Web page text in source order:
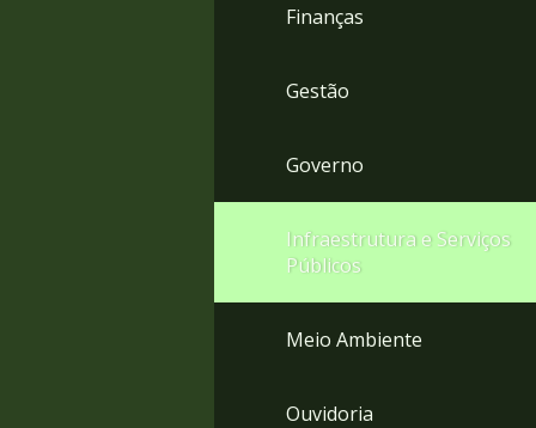
Finanças
Gestão
Governo
Infraestrutura e Serviços
Públicos
Meio Ambiente
Ouvidoria